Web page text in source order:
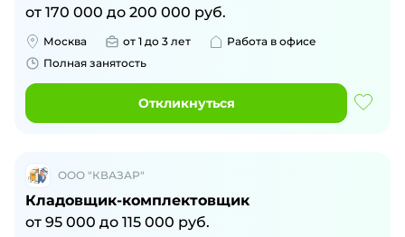
от 170 000 до 200 000 руб.
Москва от 1 до 3 лет
Работа в офисе
Полная занятость
Откликнуться
ООО "КВАЗАР"
Кладовщик-комплектовщик
от 95 000 до 115 000 руб.